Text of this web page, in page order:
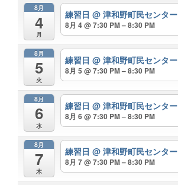
8月
4
月
練習日@ 津和野町民センター
8月 4 @ 7:30 PM – 8:30 PM
8月
5
火
練習日@ 津和野町民センター
8月 5 @ 7:30 PM – 8:30 PM
8月
6
水
練習日@ 津和野町民センター
8月 6 @ 7:30 PM – 8:30 PM
8月
7
木
練習日@ 津和野町民センター
8月 7 @ 7:30 PM – 8:30 PM